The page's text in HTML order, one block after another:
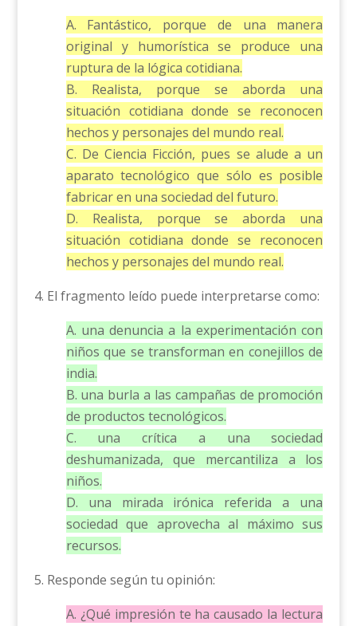
A. Fantástico, porque de una manera
original y humorística se produce una
ruptura de la lógica cotidiana.
B. Realista, porque se aborda una
situación cotidiana donde se reconocen
hechos y personajes del mundo real.
C. De Ciencia Ficción, pues se alude a un
aparato tecnológico que sólo es posible
fabricar en una sociedad del futuro.
D. Realista, porque se aborda una
situación cotidiana donde se reconocen
hechos y personajes del mundo real.
4. El fragmento leído puede interpretarse como:
A. una denuncia a la experimentación con
niños que se transforman en conejillos de
india.
B. una burla a las campañas de promoción
de productos tecnológicos.
C. una crítica a una sociedad
deshumanizada, que mercantiliza a los
niños.
D. una mirada irónica referida a una
sociedad que aprovecha al máximo sus
recursos.
5. Responde según tu opinión:
A. ¿Qué impresión te ha causado la lectura